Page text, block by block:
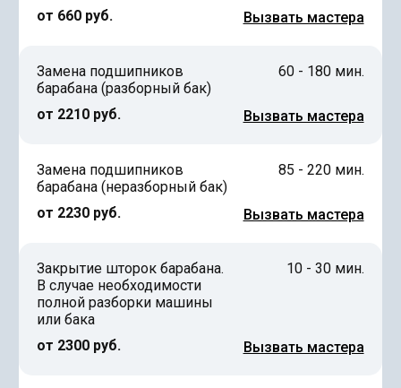
от 660 руб.
Вызвать мастера
Замена подшипников
барабана (разборный бак)
от 2210 руб.
60 - 180 мин.
Вызвать мастера
Замена подшипников
барабана (неразборный бак)
от 2230 руб.
85 - 220 мин.
Вызвать мастера
Закрытие шторок барабана.
В случае необходимости
полной разборки машины
или бака
от 2300 руб.
10 - 30 мин.
Вызвать мастера